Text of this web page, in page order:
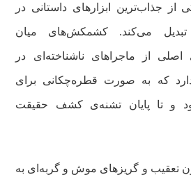
جذاب‌ترین ابزارهای داستانی در
تبدیل می‌کند. کشمکش‌های میان
از ماجراهای ناشناخته‌ای در
که به صورت قطره‌چکانی برای
و تا پایان تشنه‌ی کشف حقیقت
تعقیب و گریزهای موش و گربه‌ای به